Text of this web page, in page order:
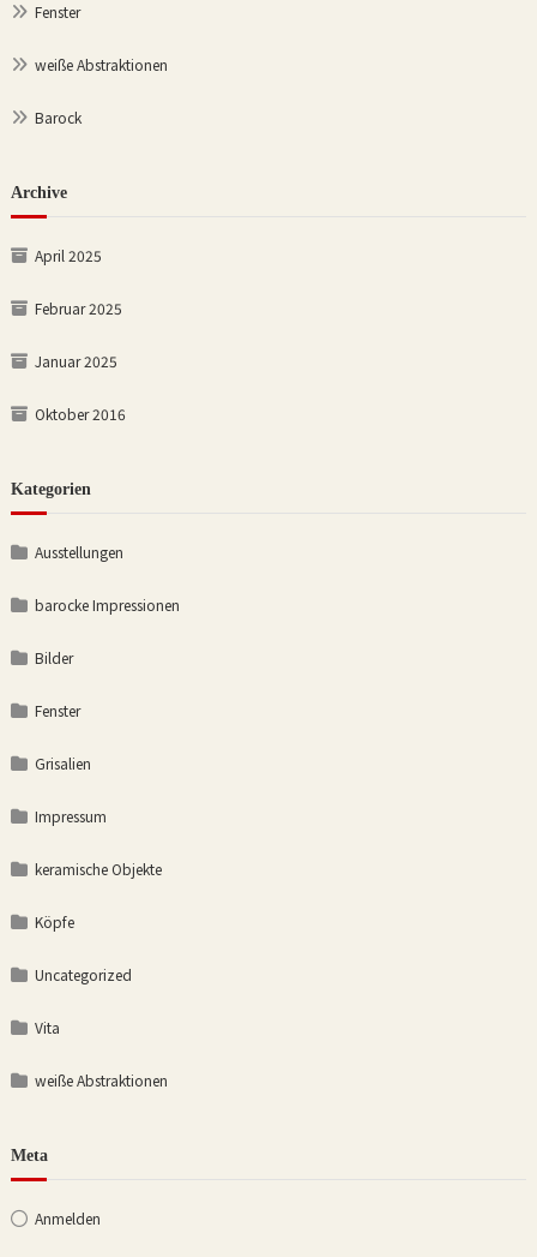
Fenster
weiße Abstraktionen
Barock
Archive
April 2025
Februar 2025
Januar 2025
Oktober 2016
Kategorien
Ausstellungen
barocke Impressionen
Bilder
Fenster
Grisalien
Impressum
keramische Objekte
Köpfe
Uncategorized
Vita
weiße Abstraktionen
Meta
Anmelden